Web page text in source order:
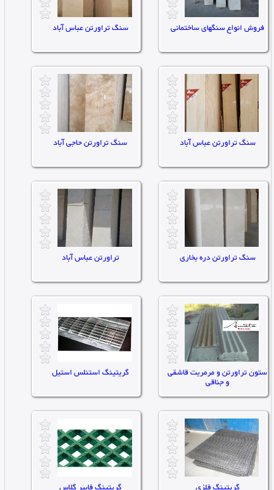
فروش انواع سنگهای ساختمانی
توان:0
تعداد مشاهده : 0
سنگ تراورتن عباس آباد
توان:0
تعداد مشاهده : 0
سنگ تراورتن عباس آباد
توان:0
تعداد مشاهده : 0
سنگ تراورتن حاجی آباد
توان:0
تعداد مشاهده : 0
سنگ تراورتن دره بخاری
توان:0
تعداد مشاهده : 0
تراورتن عباس آباد
توان:0
ستون تراورتن و مرمریت قاشقی
و جناقی
توان:0
تعداد مشاهده : 0
گریتینگ استنلس استیل
توان:0